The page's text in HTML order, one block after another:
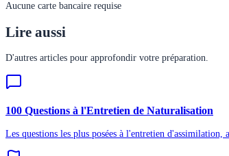
Aucune carte bancaire requise
Lire aussi
D'autres articles pour approfondir votre préparation.
100 Questions à l'Entretien de Naturalisation
Les questions les plus posées à l'entretien d'assimilation,